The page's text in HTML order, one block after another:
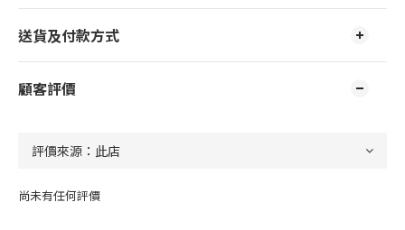
送貨及付款方式
顧客評價
尚未有任何評價